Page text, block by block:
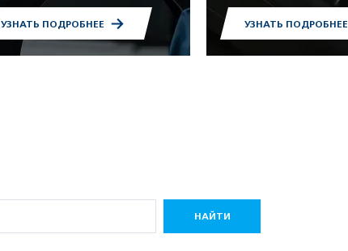
УЗНАТЬ ПОДРОБНЕЕ УЗНАТЬ ПОДРОБНЕЕ
НАЙТИ